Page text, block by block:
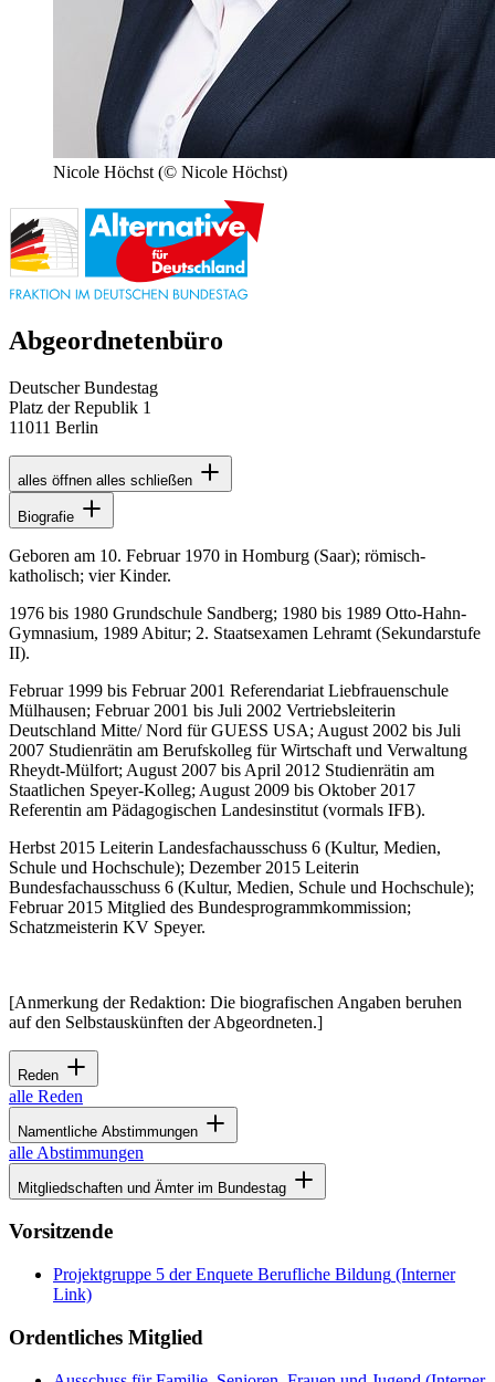
Nicole Höchst (© Nicole Höchst)
Abgeordnetenbüro
Deutscher Bundestag
Platz der Republik 1
11011 Berlin
alles öffnen alles schließen
Biografie
Geboren am 10. Februar 1970 in Homburg (Saar); römisch-
katholisch; vier Kinder.
1976 bis 1980 Grundschule Sandberg; 1980 bis 1989 Otto-Hahn-
Gymnasium, 1989 Abitur; 2. Staatsexamen Lehramt (Sekundarstufe
II).
Februar 1999 bis Februar 2001 Referendariat Liebfrauenschule
Mülhausen; Februar 2001 bis Juli 2002 Vertriebsleiterin
Deutschland Mitte/ Nord für GUESS USA; August 2002 bis Juli
2007 Studienrätin am Berufskolleg für Wirtschaft und Verwaltung
Rheydt-Mülfort; August 2007 bis April 2012 Studienrätin am
Staatlichen Speyer-Kolleg; August 2009 bis Oktober 2017
Referentin am Pädagogischen Landesinstitut (vormals IFB).
Herbst 2015 Leiterin Landesfachausschuss 6 (Kultur, Medien,
Schule und Hochschule); Dezember 2015 Leiterin
Bundesfachausschuss 6 (Kultur, Medien, Schule und Hochschule);
Februar 2015 Mitglied des Bundesprogrammkommission;
Schatzmeisterin KV Speyer.
[Anmerkung der Redaktion: Die biografischen Angaben beruhen
auf den Selbstauskünften der Abgeordneten.]
Reden
alle Reden
Namentliche Abstimmungen
alle Abstimmungen
Mitgliedschaften und Ämter im Bundestag
Vorsitzende
Projektgruppe 5 der Enquete Berufliche Bildung (Interner
Link)
Ordentliches Mitglied